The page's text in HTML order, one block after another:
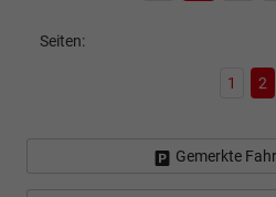
Seiten:
1 2
Gemerkte